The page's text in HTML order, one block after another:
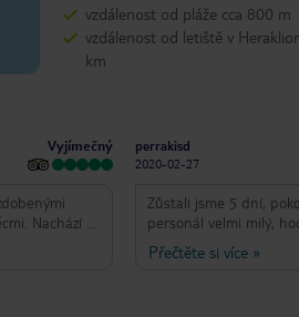
vzdálenost od pláže cca 800 m
vzdálenost od letiště v
km
Vyjímečný
Nachází se
to
a mou ženu.
perrakisd
2020-02-27
Zůstali jsme 5 dní,
personál velmi milý,
pomohli, všechna jejich
byla perfektní.
Přečtěte si více»